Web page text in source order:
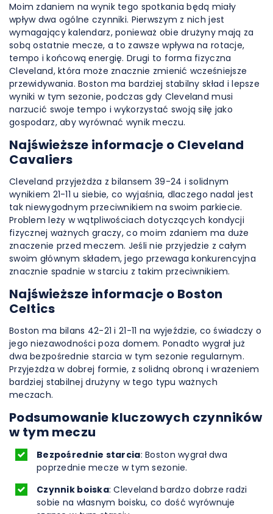
Moim zdaniem na wynik tego spotkania będą miały
wpływ dwa ogólne czynniki. Pierwszym z nich jest
wymagający kalendarz, ponieważ obie drużyny mają za
sobą ostatnie mecze, a to zawsze wpływa na rotacje,
tempo i końcową energię. Drugi to forma fizyczna
Cleveland, która może znacznie zmienić wcześniejsze
przewidywania. Boston ma bardziej stabilny skład i lepsze
wyniki w tym sezonie, podczas gdy Cleveland musi
narzucić swoje tempo i wykorzystać swoją siłę jako
gospodarz, aby wyrównać wynik meczu.
Najświeższe informacje o Cleveland
Cavaliers
Cleveland przyjeżdża z bilansem 39-24 i solidnym
wynikiem 21-11 u siebie, co wyjaśnia, dlaczego nadal jest
tak niewygodnym przeciwnikiem na swoim parkiecie.
Problem leży w wątpliwościach dotyczących kondycji
fizycznej ważnych graczy, co moim zdaniem ma duże
znaczenie przed meczem. Jeśli nie przyjedzie z całym
swoim głównym składem, jego przewaga konkurencyjna
znacznie spadnie w starciu z takim przeciwnikiem.
Najświeższe informacje o Boston
Celtics
Boston ma bilans 42-21 i 21-11 na wyjeździe, co świadczy o
jego niezawodności poza domem. Ponadto wygrał już
dwa bezpośrednie starcia w tym sezonie regularnym.
Przyjeżdża w dobrej formie, z solidną obroną i wrażeniem
bardziej stabilnej drużyny w tego typu ważnych
meczach.
Podsumowanie kluczowych czynników
w tym meczu
Bezpośrednie starcia: Boston wygrał dwa
poprzednie mecze w tym sezonie.
Czynnik boiska: Cleveland bardzo dobrze radzi
sobie na własnym boisku, co dość wyrównuje